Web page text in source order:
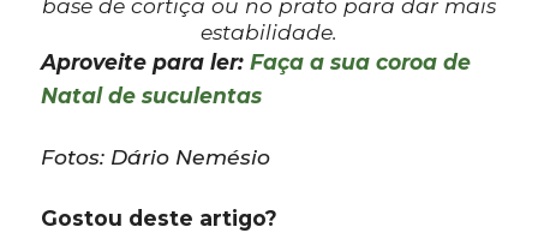
base de cortiça ou no prato para dar mais
estabilidade.
Aproveite para ler:Faça a sua coroa de
Natal de suculentas
Fotos: Dário Nemésio
Gostou deste artigo?